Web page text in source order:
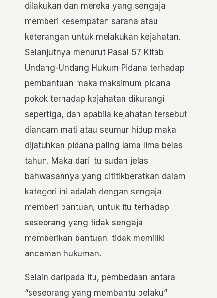
dilakukan dan mereka yang sengaja
memberi kesempatan sarana atau
keterangan untuk melakukan kejahatan.
Selanjutnya menurut Pasal 57 Kitab
Undang-Undang Hukum Pidana terhadap
pembantuan maka maksimum pidana
pokok terhadap kejahatan dikurangi
sepertiga, dan apabila kejahatan tersebut
diancam mati atau seumur hidup maka
dijatuhkan pidana paling lama lima belas
tahun. Maka dari itu sudah jelas
bahwasannya yang dititikberatkan dalam
kategori ini adalah dengan sengaja
memberi bantuan, untuk itu terhadap
seseorang yang tidak sengaja
memberikan bantuan, tidak memiliki
ancaman hukuman.
Selain daripada itu, pembedaan antara
“seseorang yang membantu pelaku”